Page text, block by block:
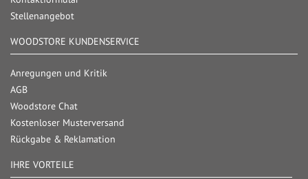
Stellenangebot
WOODSTORE KUNDENSERVICE
Anregungen und Kritik
AGB
Woodstore Chat
Kostenloser Musterversand
Rückgabe & Reklamation
IHRE VORTEILE